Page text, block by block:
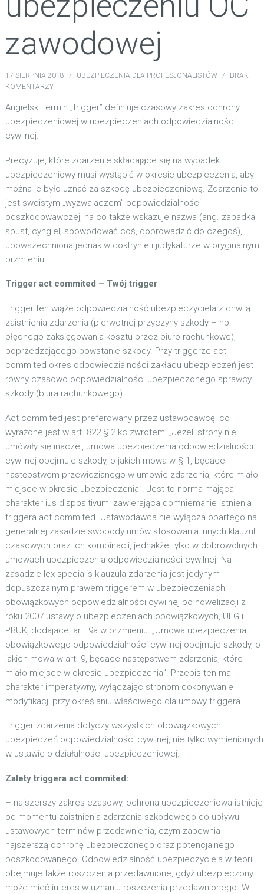
zawodowej
17 SIERPNIA 2018 / UBEZPIECZENIA DLA PROFESJONALISTÓW /
BRAK
KOMENTARZY
Angielski termin „trigger” definiuje czasowy zakres ochrony
ubezpieczeniowej w ubezpieczeniach odpowiedzialności
cywilnej.
Precyzuje, które zdarzenie składające się na wypadek
ubezpieczeniowy musi wystąpić w okresie ubezpieczenia, aby
można je było uznać za szkodę ubezpieczeniową. Zdarzenie to
jest swoistym „wyzwalaczem” odpowiedzialności
odszkodowawczej, na co także wskazuje nazwa (ang. zapadka,
spust, cyngiel; spowodować coś, doprowadzić do czegoś),
upowszechniona jednak w doktrynie i judykaturze w oryginalnym
brzmieniu.
Trigger act commited – Twój trigger
Trigger ten wiąże odpowiedzialność ubezpieczyciela z chwilą
zaistnienia zdarzenia (pierwotnej przyczyny szkody – np.
błędnego zaksięgowania kosztu przez biuro rachunkowe),
poprzedzającego powstanie szkody. Przy triggerze act
commited okres odpowiedzialności zakładu ubezpieczeń jest
równy czasowo odpowiedzialności ubezpieczonego sprawcy
szkody (biura rachunkowego).
Act commited jest preferowany przez ustawodawcę, co
wyrażone jest w art. 822 § 2 kc zwrotem: „Jeżeli strony nie
umówiły się inaczej, umowa ubezpieczenia odpowiedzialności
cywilnej obejmuje szkody, o jakich mowa w § 1, będące
następstwem przewidzianego w umowie zdarzenia, które miało
miejsce w okresie ubezpieczenia”. Jest to norma mająca
charakter ius dispositivum, zawierająca domniemanie istnienia
triggera act commited. Ustawodawca nie wyłącza opartego na
generalnej zasadzie swobody umów stosowania innych klauzul
czasowych oraz ich kombinacji, jednakże tylko w dobrowolnych
umowach ubezpieczenia odpowiedzialności cywilnej. Na
zasadzie lex specialis klauzula zdarzenia jest jedynym
dopuszczalnym prawem triggerem w ubezpieczeniach
obowiązkowych odpowiedzialności cywilnej po nowelizacji z
roku 2007 ustawy o ubezpieczeniach obowiązkowych, UFG i
PBUK, dodajacej art. 9a w brzmieniu: „Umowa ubezpieczenia
obowiązkowego odpowiedzialności cywilnej obejmuje szkody, o
jakich mowa w art. 9, będące następstwem zdarzenia, które
miało miejsce w okresie ubezpieczenia”. Przepis ten ma
charakter imperatywny, wyłączając stronom dokonywanie
modyfikacji przy określaniu właściwego dla umowy triggera.
Trigger zdarzenia dotyczy wszystkich obowiązkowych
ubezpieczeń odpowiedzialności cywilnej, nie tylko wymienionych
w ustawie o działalności ubezpieczeniowej.
Zalety triggera act commited:
– najszerszy zakres czasowy, ochrona ubezpieczeniowa istnieje
od momentu zaistnienia zdarzenia szkodowego do upływu
ustawowych terminów przedawnienia, czym zapewnia
najszerszą ochronę ubezpieczonego oraz potencjalnego
poszkodowanego. Odpowiedzialność ubezpieczyciela w teorii
obejmuje także roszczenia przedawnione, gdyż ubezpieczony
może mieć interes w uznaniu roszczenia przedawnionego. W